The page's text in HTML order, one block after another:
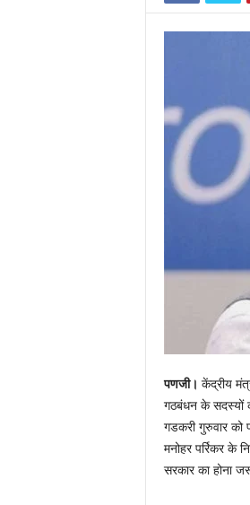
पणजी। केंद्रीय
गठबंधन के सदस्यों
गडकरी गुरुवार को
मनोहर पर्रिकर के
सरकार का होना